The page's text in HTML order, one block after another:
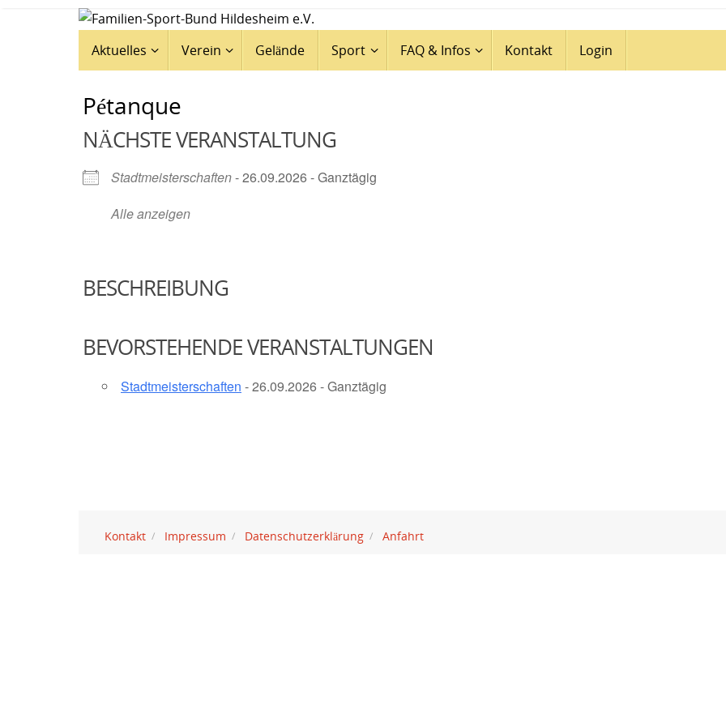
Inhalt
springen
Aktuelles Verein Gelände Sport FAQ & Infos Kontakt Login
Pétanque
NÄCHSTE VERANSTALTUNG
Stadtmeisterschaften- 26.09.2026 - Ganztägig
Alle anzeigen
BESCHREIBUNG
BEVORSTEHENDE VERANSTALTUNGEN
Stadtmeisterschaften - 26.09.2026 - Ganztägig
Kontakt Impressum Datenschutzerklärung Anfahrt